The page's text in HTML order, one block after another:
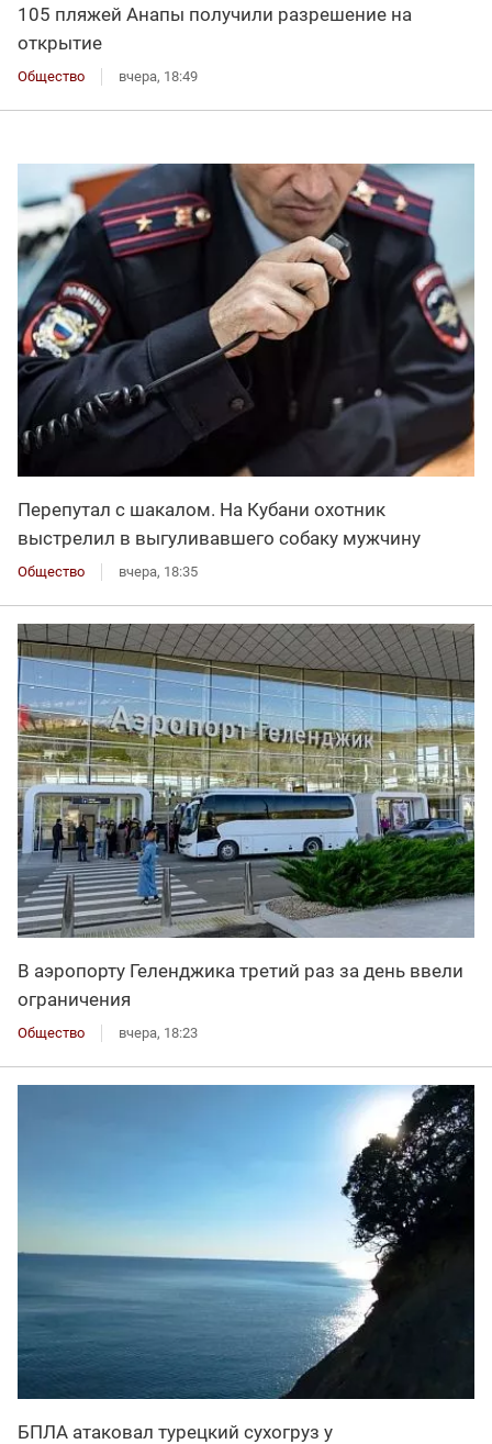
105 пляжей Анапы получили разрешение на
открытие
Общество вчера, 18:49
Перепутал с шакалом. На Кубани охотник
выстрелил в выгуливавшего собаку мужчину
Общество вчера, 18:35
В аэропорту Геленджика третий раз за день ввели
ограничения
Общество вчера, 18:23
БПЛА атаковал турецкий сухогруз у